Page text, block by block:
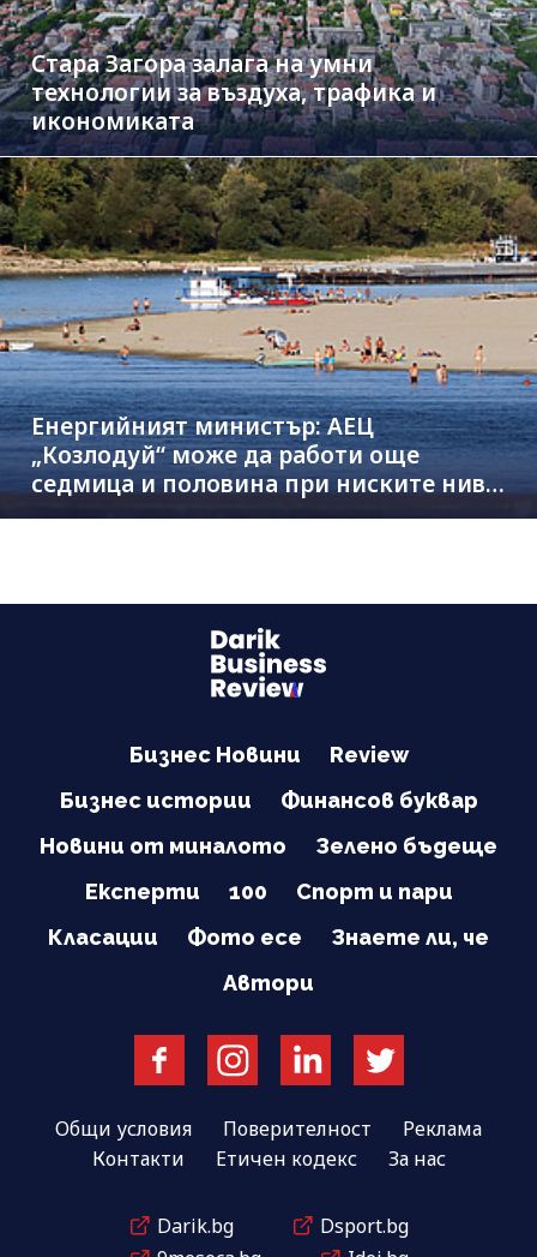
Стара Загора залага на умни
технологии за въздуха, трафика и
икономиката
Енергийният министър: АЕЦ
„Козлодуй“ може да работи още
седмица и половина при ниските нива
на Дунав
Бизнес Новини
Review
Бизнес истории
Финансов буквар
Новини от миналото
Зелено бъдеще
Експерти
100
Спорт и пари
Класации
Фото есе
Знаете ли, че
Автори
Общи условия Поверителност
Реклама
Контакти
Етичен кодекс За нас
Darik.bg
Dsport.bg